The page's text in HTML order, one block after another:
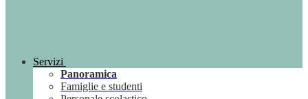
Servizi
Panoramica
Famiglie e studenti